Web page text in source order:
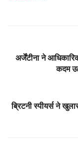
अर्जेंटीना ने
कदम
ब्रिटनी स्पीयर्स ने